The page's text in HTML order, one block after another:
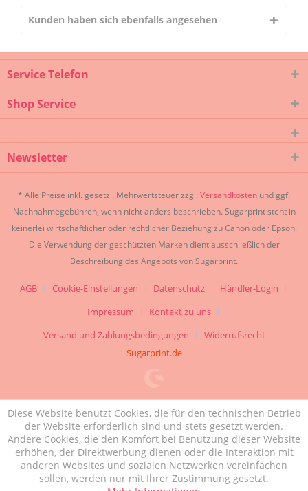
Kunden haben sich ebenfalls angesehen
Service Telefon
Shop Service
Newsletter
* Alle Preise inkl. gesetzl. Mehrwertsteuer zzgl. Versandkosten und ggf.
Nachnahmegebühren, wenn nicht anders beschrieben. Sugarprint steht in
keinerlei wirtschaftlicher oder rechtlicher Beziehung zu Canon oder Epson.
Die Verwendung der geschützten Marken dient ausschließlich der
Beschreibung des Angebots von Sugarprint.
AGB Cookie-Einstellungen Datenschutz
Händler-Login
Impressum
Kontakt zu uns
Versand und Zahlungsbedingungen
Widerrufsrecht
Sugarprint.de
Diese Website benutzt Cookies, die für den technischen Betrieb
der Website erforderlich sind und stets gesetzt werden.
Andere Cookies, die den Komfort bei Benutzung dieser Website
erhöhen, der Direktwerbung dienen oder die Interaktion mit
anderen Websites und sozialen Netzwerken vereinfachen
sollen, werden nur mit Ihrer Zustimmung gesetzt.